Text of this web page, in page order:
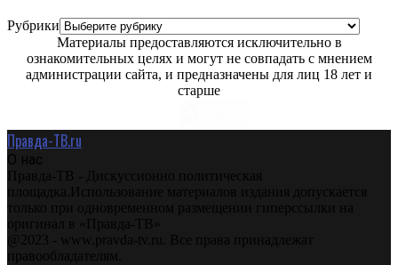
Рубрики
Материалы предоставляются исключительно в
ознакомительных целях и могут не совпадать с мнением
администрации сайта, и предназначены для лиц 18 лет и
старше
Правда-ТВ.ru
О нас
Правда-ТВ - Дискуссионно политическая
площадка.Использование материалов издания допускается
только при одновременном размещении гиперссылки на
оригинал в «Правда-ТВ»
@2023 - www.pravda-tv.ru. Все права принадлежат
правообладателям.